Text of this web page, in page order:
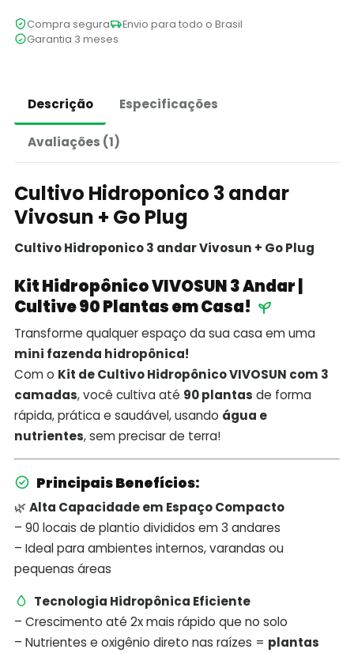
Compra segura
Envio para todo o Brasil
Garantia 3 meses
Descrição Especificações
Avaliações (1)
Cultivo Hidroponico 3 andar
Vivosun + Go Plug
Cultivo Hidroponico 3 andar Vivosun + Go Plug
Kit Hidropônico VIVOSUN 3 Andar |
Cultive 90 Plantas em Casa!
Transforme qualquer espaço da sua casa em uma
mini fazenda hidropônica!
Com o Kit de Cultivo Hidropônico VIVOSUN com 3
camadas, você cultiva até 90 plantas de forma
rápida, prática e saudável, usando água e
nutrientes, sem precisar de terra!
Principais Benefícios:
🌿Alta Capacidade em Espaço Compacto
– 90 locais de plantio divididos em 3 andares
– Ideal para ambientes internos, varandas ou
pequenas áreas
Tecnologia Hidropônica Eficiente
– Crescimento até 2x mais rápido que no solo
– Nutrientes e oxigênio direto nas raízes = plantas